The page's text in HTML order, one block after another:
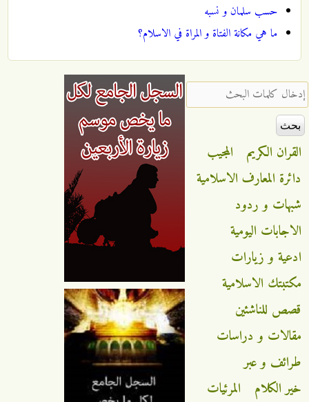
حسب سلمان و نسبه
ما هي مكانة الفتاة و المراة في الاسلام؟
‏إدخال كلمات البحث ‏
القران الكريم
المجيب
دائرة المعارف الاسلامية
شبهات و ردود
الاجابات اليومية
ادعية و زيارات
مكتبتك الاسلامية
قصص للناشئين
مقالات و دراسات
طرائف و عبر
خير الكلام
المرئيات